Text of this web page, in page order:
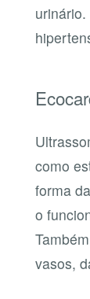
como
forma
o
vasos,